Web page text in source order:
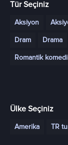
Tür Seçiniz
Aksiyon
Dram Drama
Romantik komedi
Ülke Seçiniz
Amerika TR